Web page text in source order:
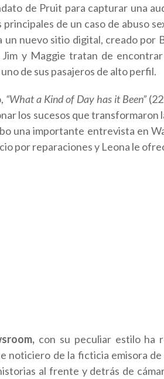
de Pruit para capturar una
principales de un caso de abuso
nuevo sitio digital, creado por
y Maggie tratan de
de sus pasajeros de alto perfil.
“What a Kind of Day has it Been”
los sucesos que
una importante entrevista en
por reparaciones y Leona le
con su peculiar estilo ha
noticiero de la ficticia emisora
al frente y detrás de